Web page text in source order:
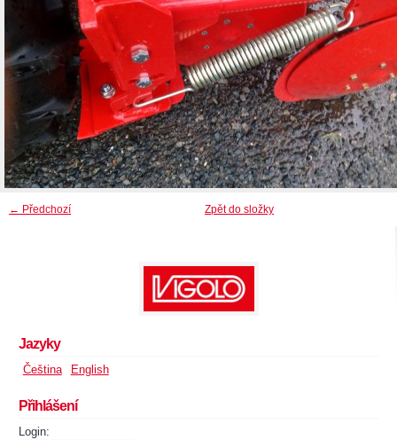
← Předchozí Zpět do složky
Jazyky
Čeština English
Přihlášení
Login: